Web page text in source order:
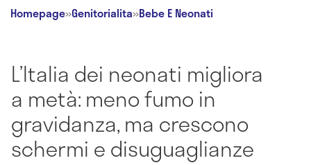
Homepage»Genitorialita»Bebe E Neonati
L’Italia dei neonati migliora
a metà: meno fumo in
gravidanza, ma crescono
schermi e disuguaglianze